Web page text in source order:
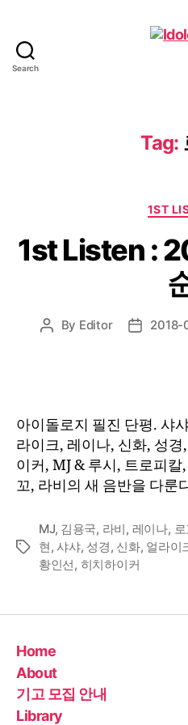
Search
Tag:
1ST
1st Listen :
Post
By Editor
Post2018-
아이돌로지 필진 단평. 샤
라이크, 레이나, 신화, 성
이커, MJ & 루시, 트로피
꼬, 라비의 새 음반을 다룬
Tags
MJ, 김용국, 라비, 레이나,
현,샤샤, 성경, 신화, 얼라이
황인선, 히치하이커
Home
About
기고 모집 안내
Library